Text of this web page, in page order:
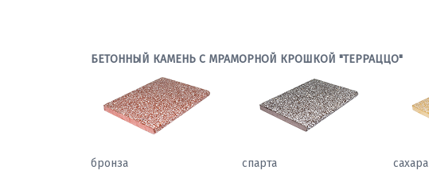
БЕТОННЫЙ КАМЕНЬ С МРАМОРНОЙ КРОШКОЙ "ТЕРРАЦЦО"
бронза спарта сахара